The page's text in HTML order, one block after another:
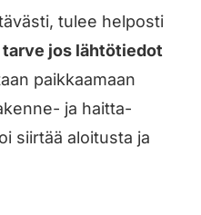
tulee helposti
jos lähtötiedot
paikkaamaan
ja haitta-
siirtää aloitusta ja